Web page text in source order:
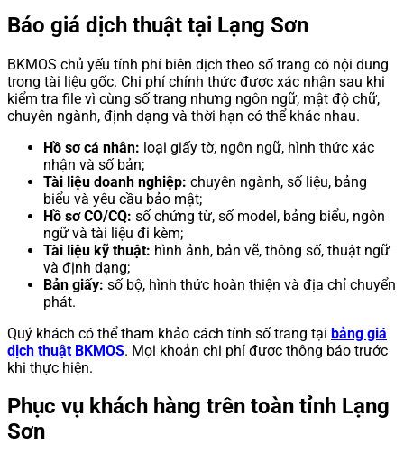
Báo giá dịch thuật tại Lạng Sơn
BKMOS chủ yếu tính phí biên dịch theo số trang có nội dung
trong tài liệu gốc. Chi phí chính thức được xác nhận sau khi
kiểm tra file vì cùng số trang nhưng ngôn ngữ, mật độ chữ,
chuyên ngành, định dạng và thời hạn có thể khác nhau.
Hồ sơ cá nhân: loại giấy tờ, ngôn ngữ, hình thức xác
nhận và số bản;
Tài liệu doanh nghiệp: chuyên ngành, số liệu, bảng
biểu và yêu cầu bảo mật;
Hồ sơ CO/CQ: số chứng từ, số model, bảng biểu, ngôn
ngữ và tài liệu đi kèm;
Tài liệu kỹ thuật: hình ảnh, bản vẽ, thông số, thuật ngữ
và định dạng;
Bản giấy: số bộ, hình thức hoàn thiện và địa chỉ chuyển
phát.
Quý khách có thể tham khảo cách tính số trang tại bảng giá
dịch thuật BKMOS. Mọi khoản chi phí được thông báo trước
khi thực hiện.
Phục vụ khách hàng trên toàn tỉnh Lạng
Sơn